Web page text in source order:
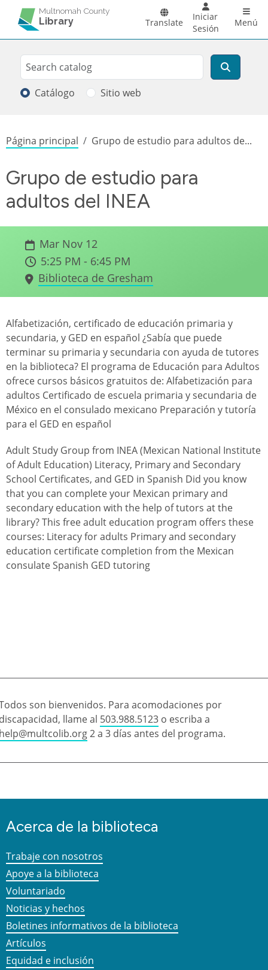
Pasar al contenido principal
Multnomah County
Library Translate
Iniciar
Sesión
Menú
Search
Buscar
Catálogo Sitio web
Sobrescribir enlaces de ayuda a la
Página principal Grupo de estudio para adultos de...
Grupo de estudio para
adultos del INEA
Mar Nov 12
5:25 PM - 6:45 PM
Biblioteca de Gresham
Alfabetización, certificado de educación primaria y
secundaria, y GED en español ¿Sabía que puede
terminar su primaria y secundaria con ayuda de tutores
en la biblioteca? El programa de Educación para Adultos
ofrece cursos básicos gratuitos de: Alfabetización para
adultos Certificado de escuela primaria y secundaria de
México en el consulado mexicano Preparación y tutoría
para el GED en español
Adult Study Group from INEA (Mexican National Institute
of Adult Education) Literacy, Primary and Secondary
School Certificates, and GED in Spanish Did you know
that you can complete your Mexican primary and
secondary education with the help of tutors at the
library? This free adult education program offers these
courses: Literacy for adults Primary and secondary
education certificate completion from the Mexican
consulate Spanish GED tutoring
son bienvenidos. Para acomodaciones por
llame al 503.988.5123 o escriba a
2 a 3 días antes del programa.
Acerca de la biblioteca
Trabaje con nosotros
Apoye a la biblioteca
Voluntariado
Noticias y hechos
Boletines informativos de la biblioteca
Artículos
Equidad e inclusión